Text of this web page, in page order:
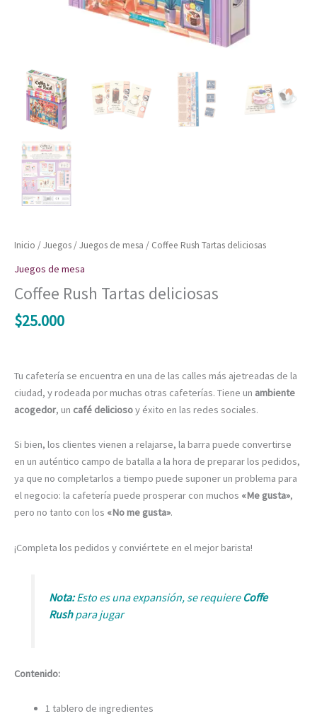
Inicio /Juegos /Juegos de mesa / Coffee Rush Tartas deliciosas
Juegos de mesa
Coffee Rush Tartas deliciosas
$25.000
Tu cafetería se encuentra en una de las calles más ajetreadas de la
ciudad, y rodeada por muchas otras cafeterías. Tiene un ambiente
acogedor, un café deliciosoy éxito en las redes sociales.
Si bien, los clientes vienen a relajarse, la barra puede convertirse
en un auténtico campo de batalla a la hora de preparar los pedidos,
ya que no completarlos a tiempo puede suponer un problema para
el negocio: la cafetería puede prosperar con muchos «Me gusta»,
pero no tanto con los «No me gusta».
¡Completa los pedidos y conviértete en el mejor barista!
Nota:Esto es una expansión, se requiere Coffe
Rushpara jugar
Contenido:
1 tablero de ingredientes